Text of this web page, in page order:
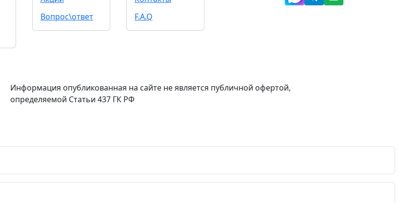
Вопрос\ответ
F.A.Q
Информация опубликованная на сайте не является публичной офертой,
определяемой Статьи 437 ГК РФ